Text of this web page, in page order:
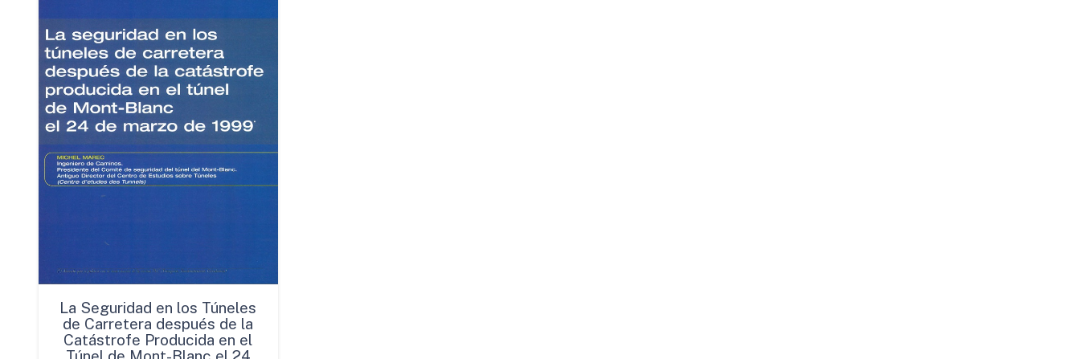
La Seguridad en los Túneles
de Carretera después de la
Catástrofe Producida en el